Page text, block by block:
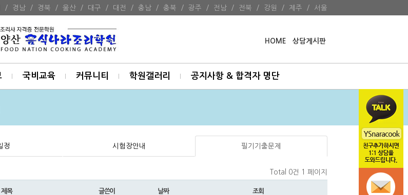
/ 경남 / 경북 / 울산 / 대구 / 대전 / 충남 / 충북 / 광주 / 전남 / 전북 / 강원 / 제주 / 서울
HOME 상담게시판
국비교육 커뮤니티 학원갤러리 공지사항 & 합격자 명단
정 시험장안내 필기기출문제
Total 0건 1 페이지
제목 글쓴이 날짜 조회